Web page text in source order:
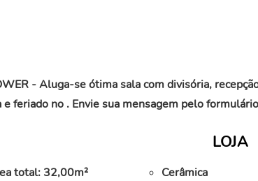
- Aluga-se ótima sala com divisória,
feriado no . Envie sua mensagem pelo
LOJA
total: 32,00m² Cerâmica